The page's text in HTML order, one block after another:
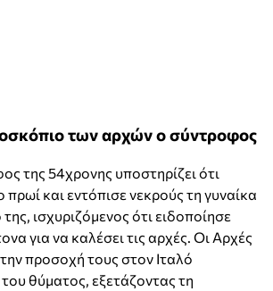
των αρχών ο σύντροφος
της 54χρονης υποστηρίζει ότι
πρωί και εντόπισε νεκρούς τη γυναίκα
της, ισχυριζόμενος ότι ειδοποίησε
για να καλέσει τις αρχές. Οι Αρχές
προσοχή τους στον Ιταλό
θύματος, εξετάζοντας τη